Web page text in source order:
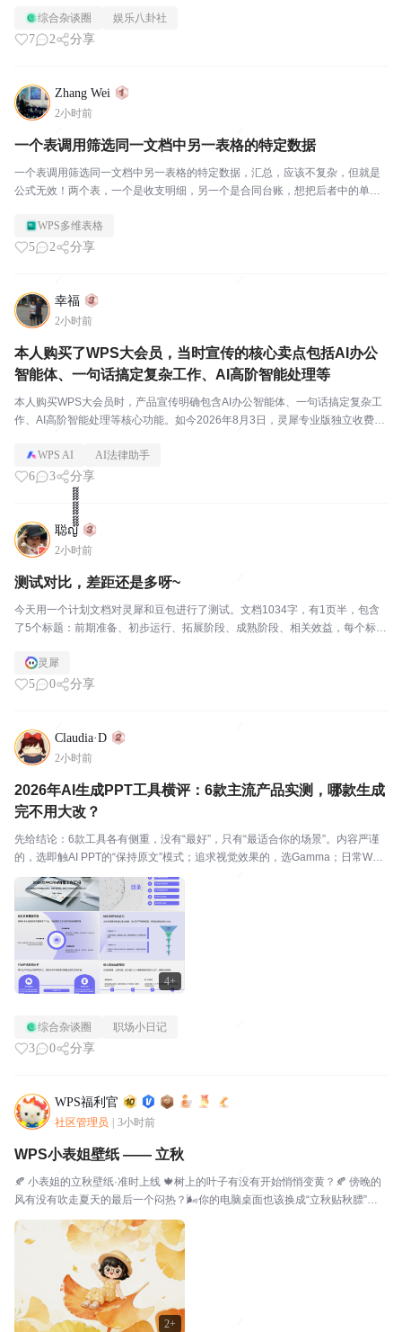
综合杂谈圈 娱乐八卦社
7 2 分享
Zhang Wei
2小时前
一个表调用筛选同一文档中另一表格的特定数据
一个表调用筛选同一文档中另一表格的特定数据，汇总，应该不复杂，但就是
公式无效！两个表，一个是收支明细，另一个是合同台账，想把后者中的单笔
很简单吧？自带的豆包费了一上午Token也不对，D...
WPS多维表格
5 2 分享
幸福
2小时前
本人购买了WPS大会员，当时宣传的核心卖点包括AI办公
智能体、一句话搞定复杂工作、AI高阶智能处理等
本人购买WPS大会员时，产品宣传明确包含AI办公智能体、一句话搞定复杂工
作、AI高阶智能处理等核心功能。如今2026年8月3日，灵犀专业版独立收费，
AI功能极其有限，与购买时的宣传严重...
WPS AI AI法律助手
6 3 分享
聪ญ๊๊๊๊๊๊๊๊๊๊๊๊๊๊
2小时前
测试对比，差距还是多呀~
今天用一个计划文档对灵犀和豆包进行了测试。文档1034字，有1页半，包含
了5个标题：前期准备、初步运行、拓展阶段、成熟阶段、相关效益，每个标题
模式，用了78灵点后，只是把所...
灵犀
5 0 分享
Claudia·D
2小时前
4+
2026年AI生成PPT工具横评：6款主流产品实测，哪款生成
完不用大改？
先给结论：6款工具各有侧重，没有“最好”，只有“最适合你的场景”。内容严谨
的，选即触AI PPT的“保持原文”模式；追求视觉效果的，选Gamma；日常WPS
办公的，选WPS AI；需要大量素材参考的，选百度文库AI；多语种汇报的，选
讯飞智文；从零快速出初稿...
综合杂谈圈 职场小日记
3 0 分享
WPS福利官
社区管理员 3小时前
2+
WPS小表姐壁纸 —— 立秋
🍂 小表姐的立秋壁纸·准时上线 🍁树上的叶子有没有开始悄悄变黄？🍂 傍晚的
风有没有吹走夏天的最后一个闷热？🌬️你的电脑桌面也该换成“立秋贴秋膘”的
那一版啦！🖼️愿大家在这个夏秋交替的日子里，喝完奶茶，忘记烦恼，迎接凉
风。立秋快乐，秋安人顺🧋🍁PS：大家保存...